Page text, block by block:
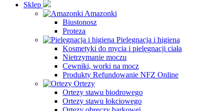
Sklep
Amazonki
Biustonosz
Proteza
Pielęgnacja i higiena
Kosmetyki do mycia i pielęgnacji ciała
Nietrzymanie moczu
Cewniki, worki na mocz
Produkty Refundowanie NFZ Online
Ortezy
Ortezy stawu biodrowego
Ortezy stawu łokciowego